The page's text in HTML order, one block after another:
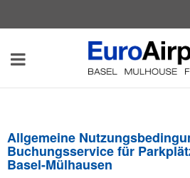
Umschalten
Navigation
Allgemeine
Buchungsservice für
Basel-Mülhausen